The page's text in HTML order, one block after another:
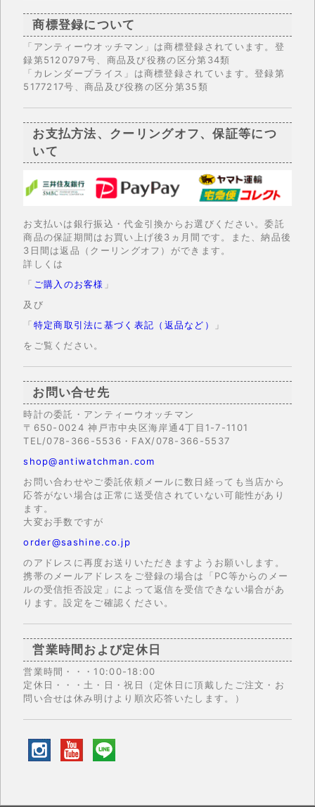
商標登録について
「アンティーウオッチマン」は商標登録されています。登
録第5120797号、商品及び役務の区分第34類
「カレンダープライス」は商標登録されています。登録第
5177217号、商品及び役務の区分第35類
お支払方法、クーリングオフ、保証等につ
いて
お支払いは銀行振込・代金引換からお選びください。委託
商品の保証期間はお買い上げ後3ヵ月間です。また、納品後
3日間は返品（クーリングオフ）ができます。
詳しくは
「 ご購入のお客様 」
及び
「特定商取引法に基づく表記（返品など）
」
をご覧ください。
お問い合せ先
時計の委託・アンティーウオッチマン
〒650-0024 神戸市中央区海岸通4丁目1-7-1101
TEL/078-366-5536・FAX/078-366-5537
shop@antiwatchman.com
お問い合わせやご委託依頼メールに数日経っても当店から
応答がない場合は正常に送受信されていない可能性があり
ます。
大変お手数ですが
order@sashine.co.jp
のアドレスに再度お送りいただきますようお願いします。
携帯のメールアドレスをご登録の場合は「PC等からのメー
ルの受信拒否設定」によって返信を受信できない場合があ
ります。設定をご確認ください。
営業時間および定休日
営業時間・・・10:00-18:00
定休日・・・土・日・祝日（定休日に頂戴したご注文・お
問い合せは休み明けより順次応答いたします。）